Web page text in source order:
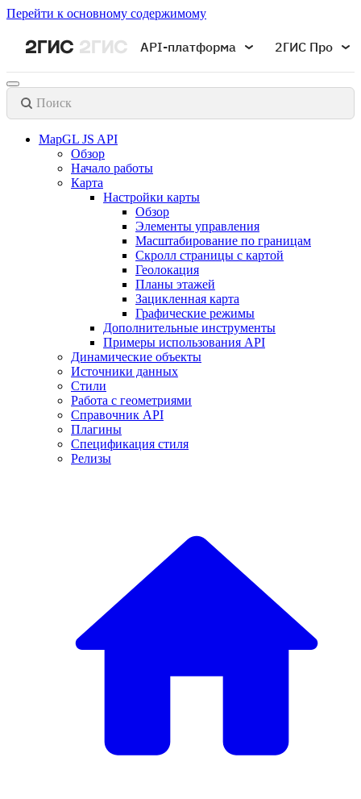
Перейти к основному содержимому
API-платформа 2ГИС Про
Поиск
MapGL JS API
Обзор
Начало работы
Карта
Настройки карты
Обзор
Элементы управления
Масштабирование по границам
Скролл страницы с картой
Геолокация
Планы этажей
Зацикленная карта
Графические режимы
Дополнительные инструменты
Примеры использования API
Динамические объекты
Источники данных
Стили
Работа с геометриями
Справочник API
Плагины
Спецификация стиля
Релизы